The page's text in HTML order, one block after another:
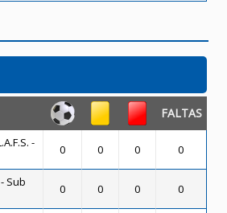
FALTAS
-
0 0 0 0
Sub
0 0 0 0